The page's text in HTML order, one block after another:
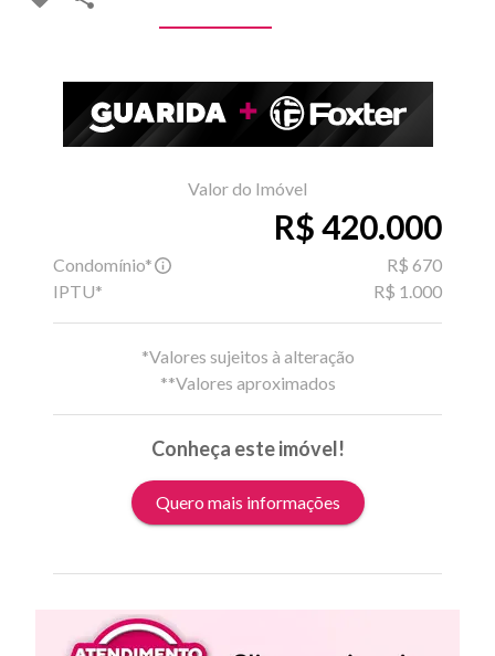
Valor do Imóvel
R$ 420.000
Condomínio*
R$ 670
IPTU*
R$ 1.000
*Valores sujeitos à alteração
**Valores aproximados
Conheça este imóvel!
Quero mais informações